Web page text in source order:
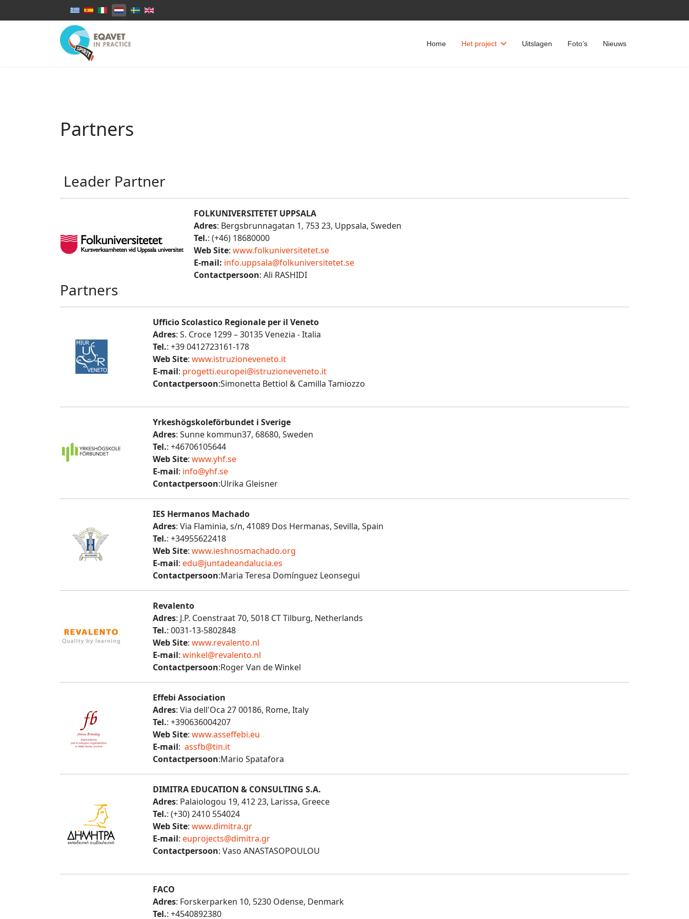
Select your language
Home Het project Uitslagen Foto’s Nieuws
Partners
Leader Partner
FOLKUNIVERSITETET UPPSALA
Adres: Bergsbrunnagatan 1, 753 23, Uppsala, Sweden
Tel.: (+46) 18680000
Web Site: www.folkuniversitetet.se
E-mail: info.uppsala@folkuniversitetet.se
Contactpersoon: Ali RASHIDI
Partners
Ufficio Scolastico Regionale per il Veneto
Adres: S. Croce 1299 – 30135 Venezia - Italia
Tel.: +39 0412723161-178
Web Site: www.istruzioneveneto.it
E-mail: progetti.europei@istruzioneveneto.it
Contactpersoon:Simonetta Bettiol & Camilla Tamiozzo
Yrkeshögskoleförbundet i Sverige
Adres: Sunne kommun37, 68680, Sweden
Tel.: +46706105644
Web Site: www.yhf.se
E-mail: info@yhf.se
Contactpersoon:Ulrika Gleisner
IES Hermanos Machado
Adres: Via Flaminia, s/n, 41089 Dos Hermanas, Sevilla, Spain
Tel.: +34955622418
Web Site: www.ieshnosmachado.org
E-mail: edu@juntadeandalucia.es
Contactpersoon:Maria Teresa Domínguez Leonsegui
Revalento
Adres: J.P. Coenstraat 70, 5018 CT Tilburg, Netherlands
Tel.: 0031-13-5802848
Web Site: www.revalento.nl
E-mail: winkel@revalento.nl
Contactpersoon:Roger Van de Winkel
Effebi Association
Adres: Via dell'Oca 27 00186, Rome, Italy
Tel.: +390636004207
Web Site: www.asseffebi.eu
E-mail: assfb@tin.it
Contactpersoon:Mario Spatafora
DIMITRA EDUCATION & CONSULTING S.A.
Adres: Palaiologou 19, 412 23, Larissa, Greece
Tel.: (+30) 2410 554024
Web Site: www.dimitra.gr
E-mail: euprojects@dimitra.gr
Contactpersoon: Vaso ANASTASOPOULOU
FACO
Adres: Forskerparken 10, 5230 Odense, Denmark
Tel.: +4540892380